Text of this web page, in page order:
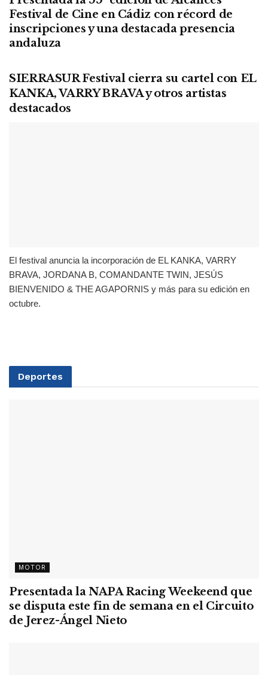
Festival de Cine en Cádiz con récord de
inscripciones y una destacada presencia
andaluza
SIERRASUR Festival cierra su cartel con EL
KANKA, VARRY BRAVA y otros artistas
destacados
El festival anuncia la incorporación de EL KANKA, VARRY
BRAVA, JORDANA B, COMANDANTE TWIN, JESÚS
BIENVENIDO & THE AGAPORNIS y más para su edición en
octubre.
Deportes
MOTOR
Presentada la NAPA Racing Weekeend que
se disputa este fin de semana en el Circuito
de Jerez-Ángel Nieto